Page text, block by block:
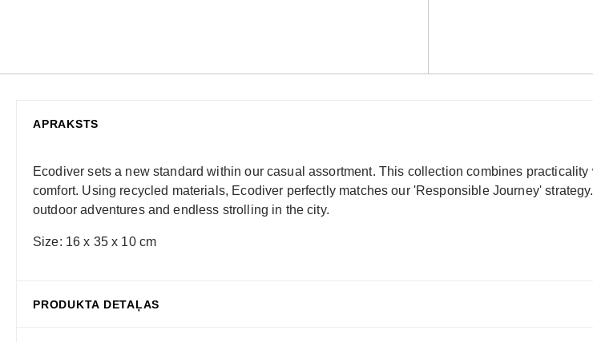
APRAKSTS
Ecodiver sets a new standard within our casual assortment. This collection combines
comfort. Using recycled materials, Ecodiver perfectly matches our 'Responsible Journey'
outdoor adventures and endless strolling in the city.
Size: 16 x 35 x 10 cm
PRODUKTA DETAĻAS